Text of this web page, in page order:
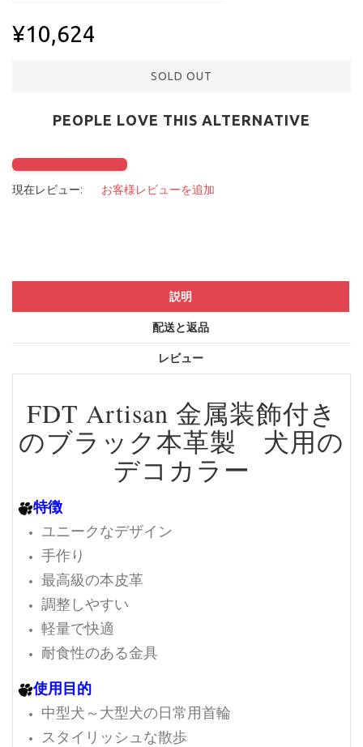
¥10,624
SOLD OUT
PEOPLE LOVE THIS ALTERNATIVE
Click to check it out
現在レビュー:
お客様レビューを追加
説明
配送と返品
レビュー
FDT Artisan 金属装飾付き
のブラック本革製 犬用の
デコカラー
特徴
ユニークなデザイン
手作り
最高級の本皮革
調整しやすい
軽量で快適
耐食性のある金具
使用目的
中型犬～大型犬の日常用首輪
スタイリッシュな散歩